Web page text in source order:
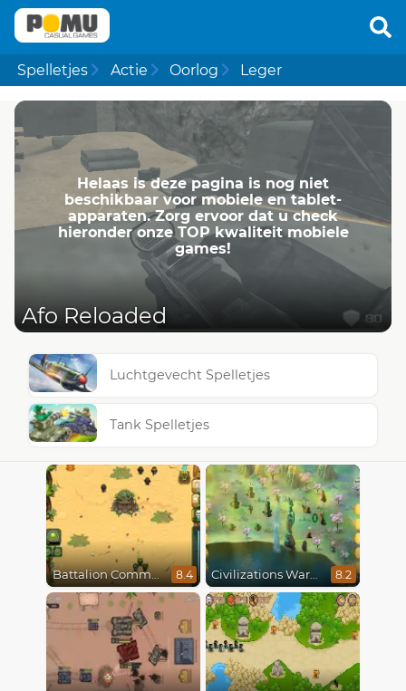
Spelletjes Actie Oorlog Leger
Helaas is deze pagina is nog niet
beschikbaar voor mobiele en tablet-
apparaten. Zorg ervoor dat u check
hieronder onze TOP kwaliteit mobiele
games!
Afo Reloaded
Luchtgevecht Spelletjes
Tank Spelletjes
Battalion Commander 8.4 Civilizations Wars Master Edition 8.2